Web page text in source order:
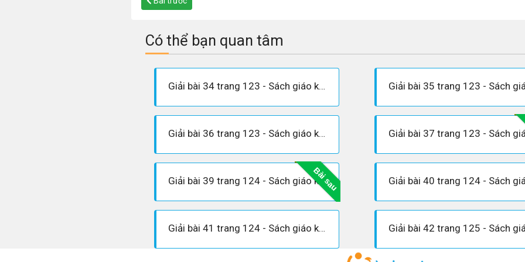
Có thể bạn quan tâm
Giải bài 34 trang 123 - Sách giáo khoa Toán 7 tập 1
Giải bài 36 trang 123 - Sách giáo khoa Toán 7 tập 1
Bài sau
Giải bài 39 trang 124 - Sách giáo khoa Toán 7 tập 1
Giải bài 41 trang 124 - Sách giáo khoa Toán 7 tập 1